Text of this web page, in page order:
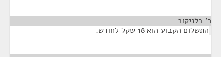
ר' בלניקוב
התשלום הקבוע הוא 18 שקל לחודש.